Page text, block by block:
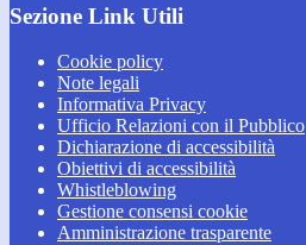
Sezione Link Utili
Cookie policy
Note legali
Informativa Privacy
Ufficio Relazioni con il Pubblico
Dichiarazione di accessibilità
Obiettivi di accessibilità
Whistleblowing
Gestione consensi cookie
Amministrazione trasparente